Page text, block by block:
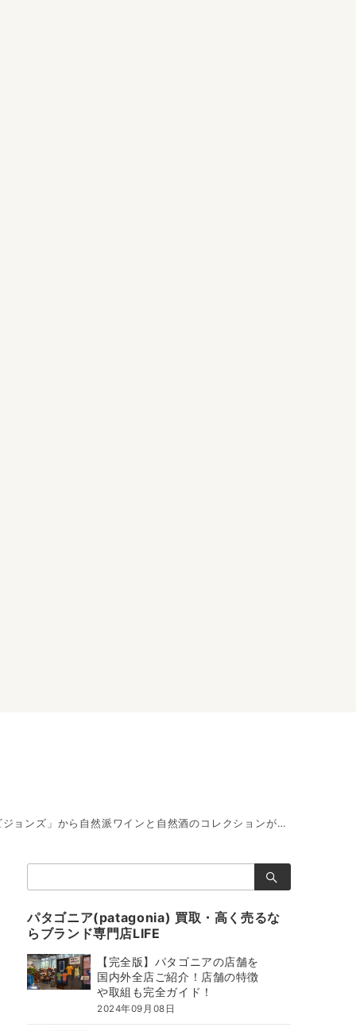
」から自然派ワインと自然酒のコレクションが登場｜ブランド買取専門店LIFE
索：
パタゴニア(patagonia) 買取・高く売るな
らブランド専門店LIFE
【完全版】パタゴニアの店舗を
国内外全店ご紹介！店舗の特徴
や取組も完全ガイド！
2024年09月08日